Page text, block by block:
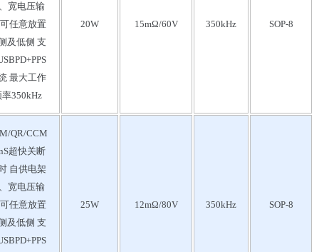
宽电压输
任意放置
及低侧 支
最大工作
350kHz
20W 15mΩ/60V 350kHz SOP-8
QR/CCM
超快关断
自供电架
宽电压输
任意放置
及低侧 支
25W 12mΩ/80V 350kHz SOP-8